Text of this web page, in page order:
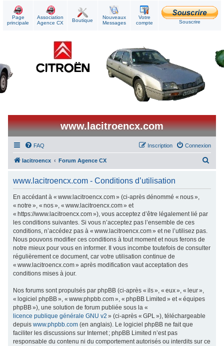
Page
principale
Association
Agence CX
Boutique
Nouveaux
Messages
Votre
compte
Souscrire
www.lacitroencx.com
FAQ Connexion
Inscription
lacitroencx Forum Agence CX
www.lacitroencx.com - Conditions d’utilisation
En accédant à « www.lacitroencx.com » (ci-après dénommé « nous »,
« notre », « nos », « www.lacitroencx.com » et
« https://www.lacitroencx.com »), vous acceptez d’être légalement lié par
les conditions suivantes. Si vous n’acceptez pas l’ensemble de ces
conditions, n’accédez pas à « www.lacitroencx.com » et ne l’utilisez pas.
Nous pouvons modifier ces conditions à tout moment et nous ferons de
notre mieux pour vous en informer. Il vous incombe toutefois de consulter
régulièrement ce document, car votre utilisation continue de
« www.lacitroencx.com » après modification vaut acceptation des
conditions mises à jour.
Nos forums sont propulsés par phpBB (ci-après « ils », « eux », « leur »,
« logiciel phpBB », « www.phpbb.com », « phpBB Limited » et « équipes
phpBB »), une solution de forum publiée sous la «
licence publique générale GNU v2 » (ci-après « GPL »), téléchargeable
depuiswww.phpbb.com (en anglais). Le logiciel phpBB ne fait que
faciliter les discussions sur Internet ; phpBB Limited n’est pas
responsable du contenu ni du comportement autorisés ou interdits sur ce